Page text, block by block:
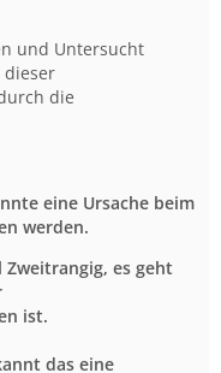
und Untersucht
dieser
die
eine Ursache beim
werden.
es geht
ist.
das eine